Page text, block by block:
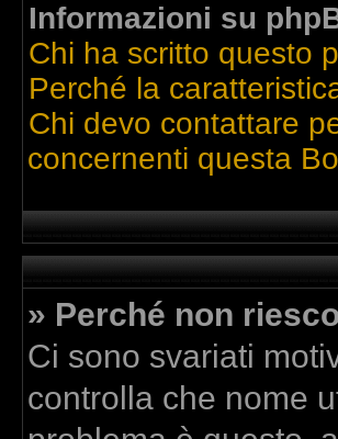
Informazioni su
Chi ha scritto questo
Perché la
Chi devo contattare
concernenti questa
» Perché non
Ci sono svariati
controlla che nome